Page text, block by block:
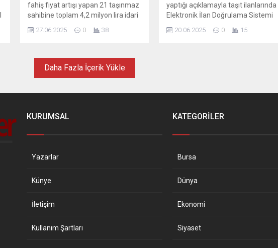
fahiş fiyat artışı yapan 21 taşınmaz
sahibine toplam 4,2 milyon lira idari
Bakan Yardımcısı Mahmut Gürcan
27.06.2025 0 38
yaptığı açıklamayla taşıt ilanlarında
Elektronik İlan Doğrulama Sistemi
doğrulaması" uygulamasının tüm
20.06.2025 0 15
Daha Fazla İçerik Yükle
KURUMSAL
Yazarlar
Künye
İletişim
Kullanım Şartları
KATEGORİLER
Bursa
Dünya
Ekonomi
Siyaset